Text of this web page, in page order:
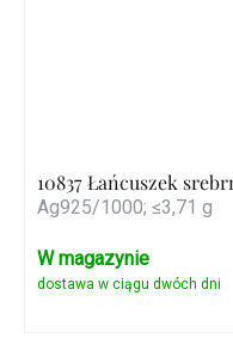
10837 Łańcuszek
Ag925/1000; ≤3,71 g
W magazynie